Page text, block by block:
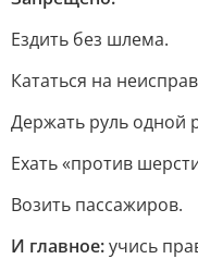
Ездить без шлема.
Кататься на
Держать руль одной
Ехать «против
Возить пассажиров.
И главное:учись